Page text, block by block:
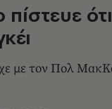
με τον Πολ